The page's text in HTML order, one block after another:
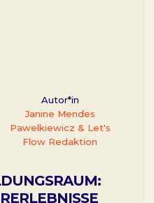
Autor*in
Janine Mendes
Pawelkiewicz & Let's
Flow Redaktion